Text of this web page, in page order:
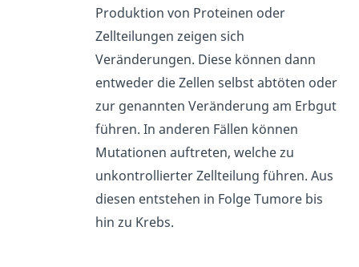
Produktion von Proteinen oder
Zellteilungen zeigen sich
Veränderungen. Diese können dann
entweder die Zellen selbst abtöten oder
zur genannten Veränderung am Erbgut
führen. In anderen Fällen können
Mutationen auftreten, welche zu
unkontrollierter Zellteilung führen. Aus
diesen entstehen in Folge Tumore bis
hin zu Krebs.